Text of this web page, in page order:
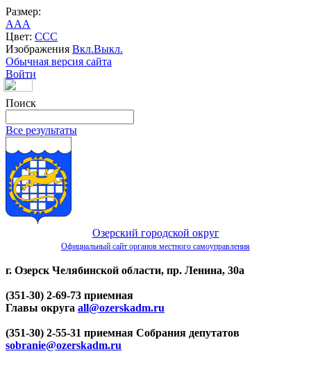
Размер:
AAA
Цвет: CCC
Изображения Вкл.Выкл.
Обычная версия сайта
Войти
Поиск
Все результаты
Озерский городской округ
Официальный сайт органов местного самоуправления
г. Озерск Челябинской области, пр. Ленина, 30а
(351-30) 2-69-73 приемная
Главы округа all@ozerskadm.ru
(351-30) 2-55-31 приемная Собрания депутатов
sobranie@ozerskadm.ru